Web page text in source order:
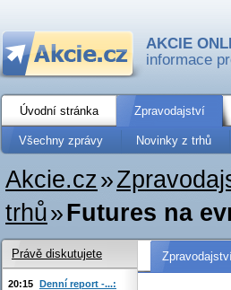
AKCIE
informace
Úvodní stránka Zpravodajství
Všechny zprávy Novinky z trhů
Akcie.cz»
trhů»Futures na
Právě diskutujete
20:15 Denní report -...: